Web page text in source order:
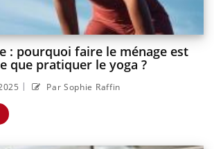
: pourquoi faire le ménage est
que pratiquer le yoga ?
| Par Sophie Raffin